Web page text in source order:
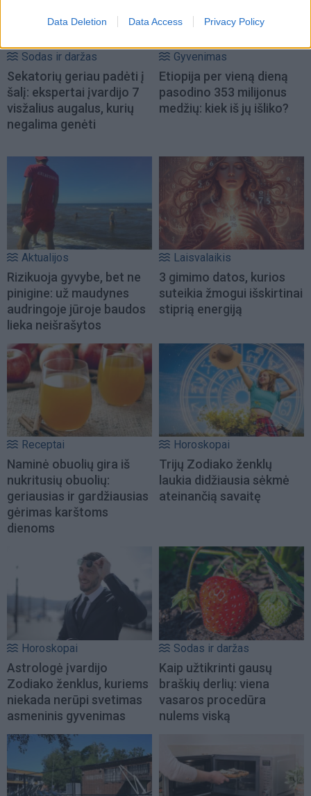
Data Deletion Data Access Privacy Policy
Sodas ir daržas
Sekatorių geriau padėti į
šalį: ekspertai įvardijo 7
visžalius augalus, kurių
negalima genėti
Gyvenimas
Etiopija per vieną dieną
pasodino 353 milijonus
medžių: kiek iš jų išliko?
Aktualijos
Rizikuoja gyvybe, bet ne
pinigine: už maudynes
audringoje jūroje baudos
lieka neišrašytos
Laisvalaikis
3 gimimo datos, kurios
suteikia žmogui išskirtinai
stiprią energiją
Receptai
Naminė obuolių gira iš
nukritusių obuolių:
geriausias ir gardžiausias
gėrimas karštoms
dienoms
Horoskopai
Trijų Zodiako ženklų
laukia didžiausia sėkmė
ateinančią savaitę
Horoskopai
Astrologė įvardijo
Zodiako ženklus, kuriems
niekada nerūpi svetimas
asmeninis gyvenimas
Sodas ir daržas
Kaip užtikrinti gausų
braškių derlių: viena
vasaros procedūra
nulems viską